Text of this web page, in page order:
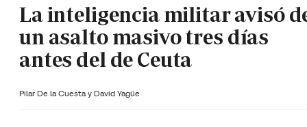
La inteligencia militar avisó
un asalto masivo tres días
antes del de Ceuta
Pilar De la Cuesta y David Yagüe